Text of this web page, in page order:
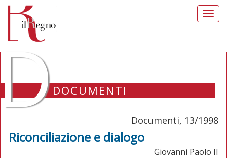
DOCUMENTI
Documenti, 13/1998
Riconciliazione e dialogo
Giovanni Paolo II